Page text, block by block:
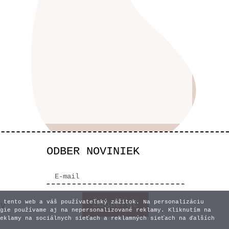
ODBER NOVINIEK
tento web a váš používateľský zážitok. Na personalizáciu
používame aj na nepersonalizované reklamy. Kliknutím na
na sociálnych sieťach a reklamných sieťach na ďalších